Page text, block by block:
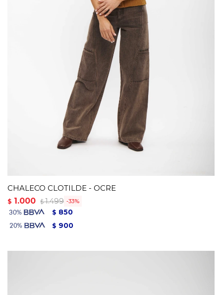
CHALECO CLOTILDE - OCRE
$ 1.000 $ 1.499 33
$ 850
$ 900